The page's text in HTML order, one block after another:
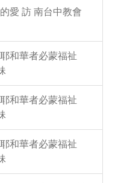
愛 訪 南台中教會
和華者必蒙福祉
和華者必蒙福祉
和華者必蒙福祉